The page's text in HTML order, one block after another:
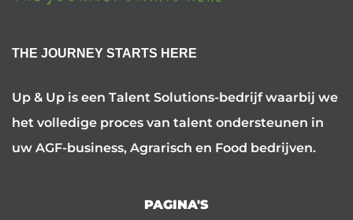
THE JOURNEY STARTS HERE
Up & Up is een Talent Solutions-bedrijf waarbij we
het volledige proces van talent ondersteunen in
uw AGF-business, Agrarisch en Food bedrijven.
PAGINA'S